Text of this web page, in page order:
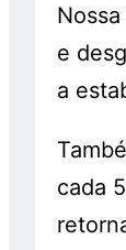
e
a
cada